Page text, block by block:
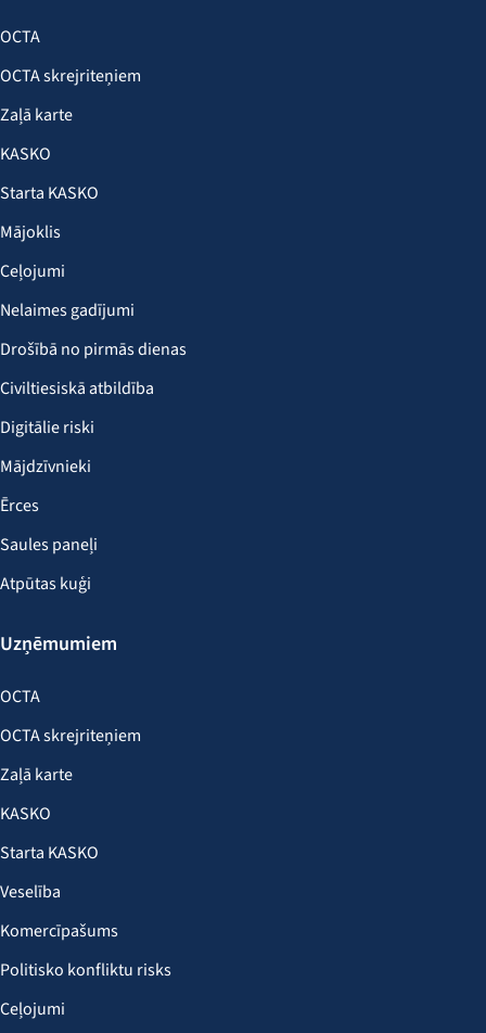
OCTA
OCTA skrejriteņiem
Zaļā karte
KASKO
Starta KASKO
Mājoklis
Ceļojumi
Nelaimes gadījumi
Drošībā no pirmās dienas
Civiltiesiskā atbildība
Digitālie riski
Mājdzīvnieki
Ērces
Saules paneļi
Atpūtas kuģi
Uzņēmumiem
OCTA
OCTA skrejriteņiem
Zaļā karte
KASKO
Starta KASKO
Veselība
Komercīpašums
Politisko konfliktu risks
Ceļojumi